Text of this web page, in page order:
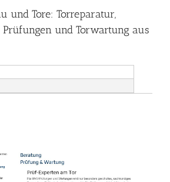
und Tore: Torreparatur,
und Torwartung aus